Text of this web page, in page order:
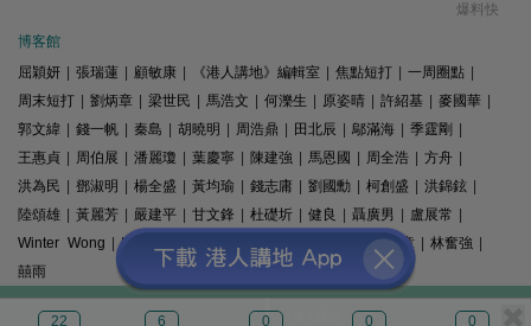
22 6 0 0 0
爆料快
博客館
屈穎妍
張瑞蓮 顧敏康 《港人講地》編輯室 焦點短打 一周圈點
周末短打
劉炳章 梁世民 馬浩文 何濼生 原姿晴 許紹基 麥國華
郭文緯
錢一帆 秦島 胡曉明 周浩鼎 田北辰 鄔滿海 季霆剛
王惠貞
周伯展 潘麗瓊 葉慶寧 陳建強 馬恩國 周全浩 方舟
洪為民
鄧淑明 楊全盛 黃均瑜 錢志庸 劉國勳 柯創盛 洪錦鉉
陸頌雄
黃麗芳 嚴建平 甘文鋒 杜礎圻 健良 聶廣男 盧展常
Winter Wong
K2 梁文新 羅崑 姚銘 精選文章 林奮強
囍雨
© 港人講地